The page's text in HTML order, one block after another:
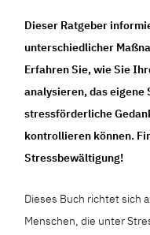
Dieser Ratgeber
unterschiedlicher
Erfahren Sie, wie Sie
analysieren, das eigene
stressförderliche
kontrollieren können.
Stressbewältigung!
Dieses Buch richtet sich
Menschen, die unter